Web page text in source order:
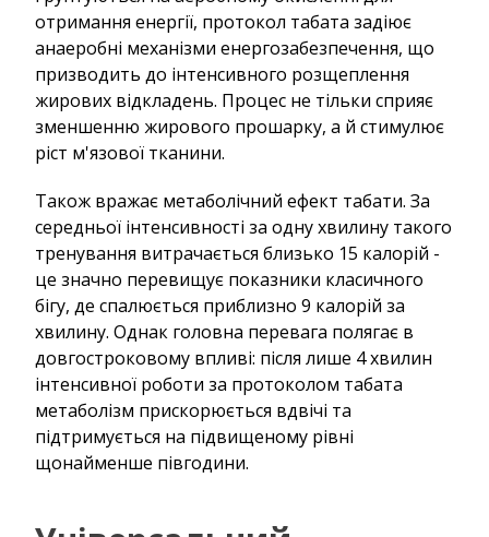
отримання енергії, протокол табата задіює
анаеробні механізми енергозабезпечення, що
призводить до інтенсивного розщеплення
жирових відкладень. Процес не тільки сприяє
зменшенню жирового прошарку, а й стимулює
ріст м'язової тканини.
Також вражає метаболічний ефект табати. За
середньої інтенсивності за одну хвилину такого
тренування витрачається близько 15 калорій -
це значно перевищує показники класичного
бігу, де спалюється приблизно 9 калорій за
хвилину. Однак головна перевага полягає в
довгостроковому впливі: після лише 4 хвилин
інтенсивної роботи за протоколом табата
метаболізм прискорюється вдвічі та
підтримується на підвищеному рівні
щонайменше півгодини.